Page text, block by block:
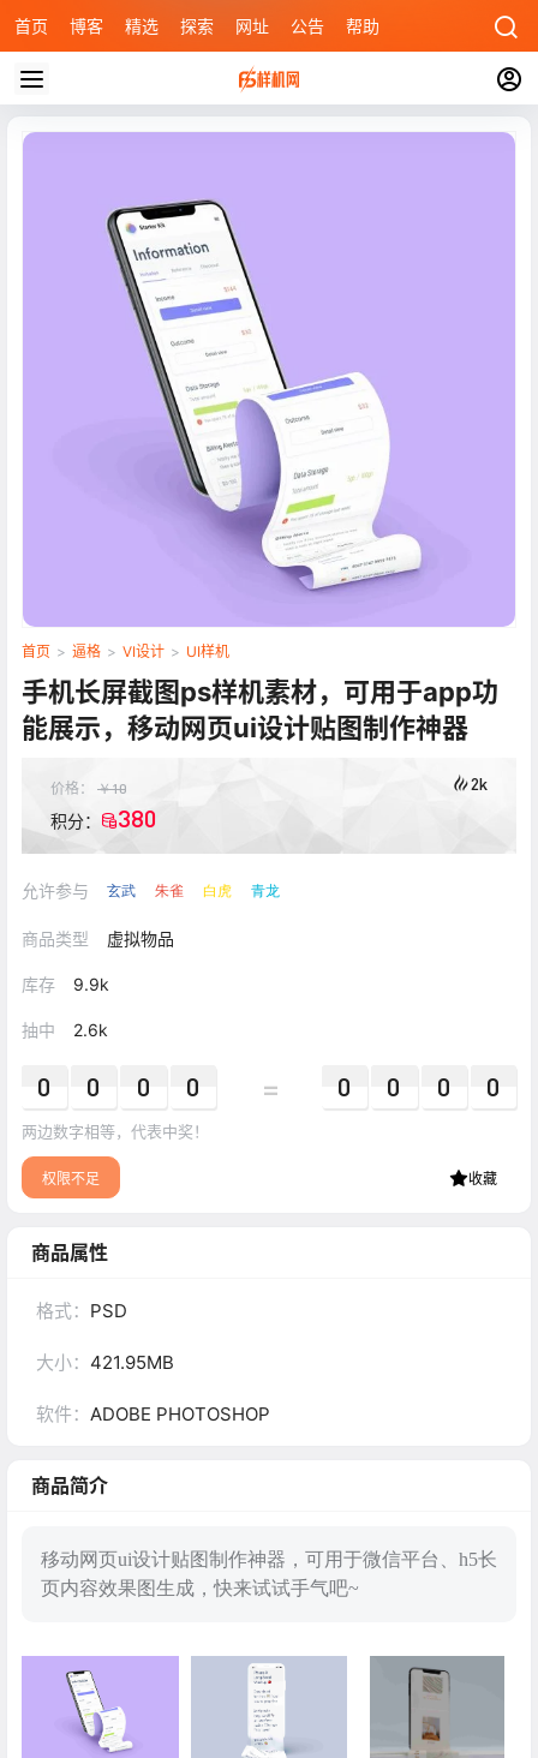
首页 博客 精选 探索 网址 公告 帮助
首页 > 逼格 > VI设计 > UI样机
手机长屏截图ps样机素材，可用于app功
能展示，移动网页ui设计贴图制作神器
价格： ￥10
积分： 380
2k
允许参与 玄武 朱雀 白虎 青龙
商品类型 虚拟物品
库存 9.9k
抽中 2.6k
0 0 0 0 = 0 0 0 0
两边数字相等，代表中奖！
权限不足 收藏
商品属性
格式： PSD
大小： 421.95MB
软件： ADOBE PHOTOSHOP
商品简介
移动网页ui设计贴图制作神器，可用于微信平台、h5长
页内容效果图生成，快来试试手气吧~